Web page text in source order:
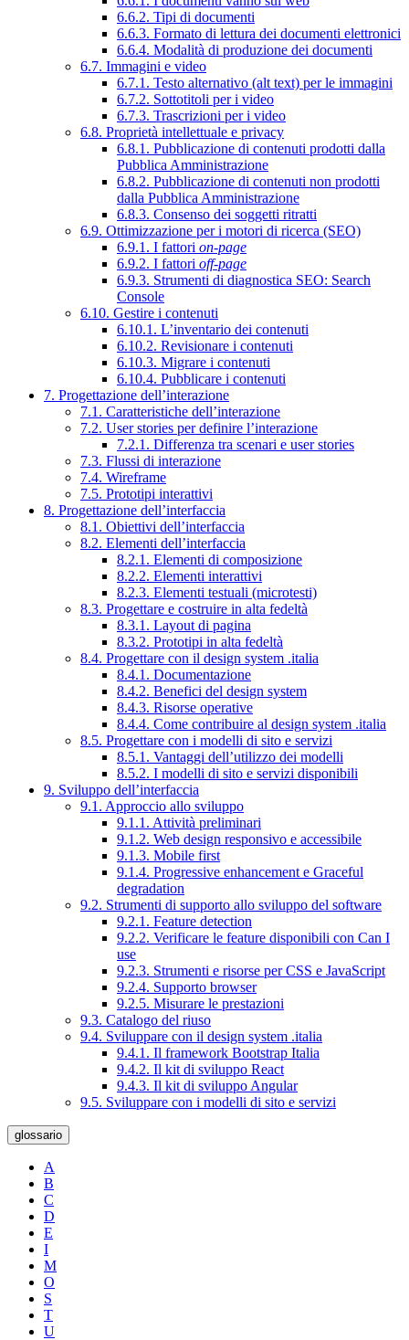
6.6.2. Tipi di documenti
6.6.3. Formato di lettura dei documenti elettronici
6.6.4. Modalità di produzione dei documenti
6.7. Immagini e video
6.7.1. Testo alternativo (alt text) per le immagini
6.7.2. Sottotitoli per i video
6.7.3. Trascrizioni per i video
6.8. Proprietà intellettuale e privacy
6.8.1. Pubblicazione di contenuti prodotti dalla
Pubblica Amministrazione
6.8.2. Pubblicazione di contenuti non prodotti
dalla Pubblica Amministrazione
6.8.3. Consenso dei soggetti ritratti
6.9. Ottimizzazione per i motori di ricerca (SEO)
6.9.1. I fattori on-page
6.9.2. I fattori off-page
6.9.3. Strumenti di diagnostica SEO: Search
Console
6.10. Gestire i contenuti
6.10.1. L’inventario dei contenuti
6.10.2. Revisionare i contenuti
6.10.3. Migrare i contenuti
6.10.4. Pubblicare i contenuti
7. Progettazione dell’interazione
7.1. Caratteristiche dell’interazione
7.2. User stories per definire l’interazione
7.2.1. Differenza tra scenari e user stories
7.3. Flussi di interazione
7.4. Wireframe
7.5. Prototipi interattivi
8. Progettazione dell’interfaccia
8.1. Obiettivi dell’interfaccia
8.2. Elementi dell’interfaccia
8.2.1. Elementi di composizione
8.2.2. Elementi interattivi
8.2.3. Elementi testuali (microtesti)
8.3. Progettare e costruire in alta fedeltà
8.3.1. Layout di pagina
8.3.2. Prototipi in alta fedeltà
8.4. Progettare con il design system .italia
8.4.1. Documentazione
8.4.2. Benefici del design system
8.4.3. Risorse operative
8.4.4. Come contribuire al design system .italia
8.5. Progettare con i modelli di sito e servizi
8.5.1. Vantaggi dell’utilizzo dei modelli
8.5.2. I modelli di sito e servizi disponibili
9. Sviluppo dell’interfaccia
9.1. Approccio allo sviluppo
9.1.1. Attività preliminari
9.1.2. Web design responsivo e accessibile
9.1.3. Mobile first
9.1.4. Progressive enhancement e Graceful
degradation
9.2. Strumenti di supporto allo sviluppo del software
9.2.1. Feature detection
9.2.2. Verificare le feature disponibili con Can I
use
9.2.3. Strumenti e risorse per CSS e JavaScript
9.2.4. Supporto browser
9.2.5. Misurare le prestazioni
9.3. Catalogo del riuso
9.4. Sviluppare con il design system .italia
9.4.1. Il framework Bootstrap Italia
9.4.2. Il kit di sviluppo React
9.4.3. Il kit di sviluppo Angular
9.5. Sviluppare con i modelli di sito e servizi
glossario
A
B
C
D
E
I
M
O
S
T
U